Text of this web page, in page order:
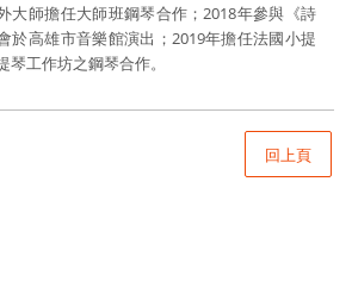
大師擔任大師班鋼琴合作；2018年參與《詩
於高雄市音樂館演出；2019年擔任法國小提
工作坊之鋼琴合作。
回上頁